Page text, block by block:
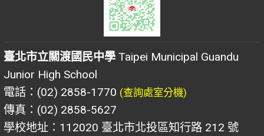
臺北市立關渡國民中學 Taipei Municipal Guandu
Junior High School
電話：(02) 2858-1770 (查詢處室分機)
傳真：(02) 2858-5627
學校地址：112020 臺北市北投區知行路 212 號